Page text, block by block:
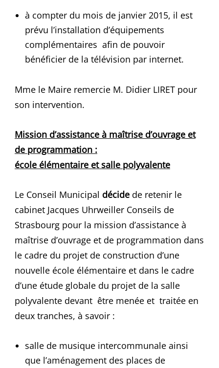
à compter du mois de janvier 2015, il est
prévu l’installation d’équipements
complémentaires afin de pouvoir
bénéficier de la télévision par internet.
Mme le Maire remercie M. Didier LIRET pour
son intervention.
Mission d’assistance à maîtrise d’ouvrage et
de programmation :
école élémentaire et salle polyvalente
Le Conseil Municipal décide de retenir le
cabinet Jacques Uhrweiller Conseils de
Strasbourg pour la mission d’assistance à
maîtrise d’ouvrage et de programmation dans
le cadre du projet de construction d’une
nouvelle école élémentaire et dans le cadre
d’une étude globale du projet de la salle
polyvalente devant être menée et traitée en
deux tranches, à savoir :
salle de musique intercommunale ainsi
que l’aménagement des places de